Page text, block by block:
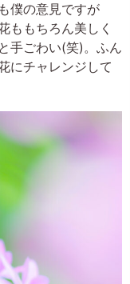
僕の意見ですが
ももちろん美しく
手ごわい(笑)。ふん
にチャレンジして